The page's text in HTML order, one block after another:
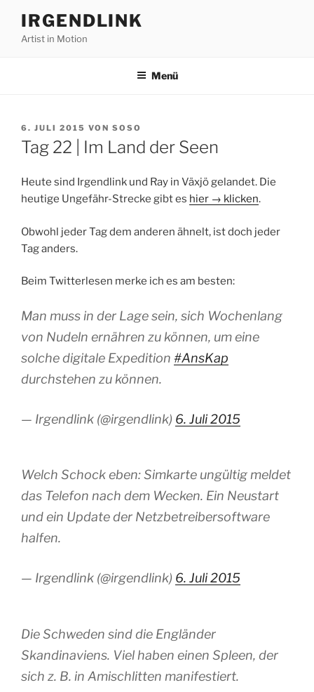
Inhalt
springen
IRGENDLINK
Artist in Motion
Menü
VERÖFFENTLICHT
AM
6. JULI 2015 VON SOSO
Tag 22 | Im Land der Seen
Heute sind Irgendlink und Ray in Växjö gelandet. Die
heutige Ungefähr-Strecke gibt es hier → klicken.
Obwohl jeder Tag dem anderen ähnelt, ist doch jeder
Tag anders.
Beim Twitterlesen merke ich es am besten:
Man muss in der Lage sein, sich Wochenlang
von Nudeln ernähren zu können, um eine
solche digitale Expedition #AnsKap
durchstehen zu können.
— Irgendlink (@irgendlink) 6. Juli 2015
Welch Schock eben: Simkarte ungültig meldet
das Telefon nach dem Wecken. Ein Neustart
und ein Update der Netzbetreibersoftware
halfen.
— Irgendlink (@irgendlink) 6. Juli 2015
Die Schweden sind die Engländer
Skandinaviens. Viel haben einen Spleen, der
sich z. B. in Amischlitten manifestiert.